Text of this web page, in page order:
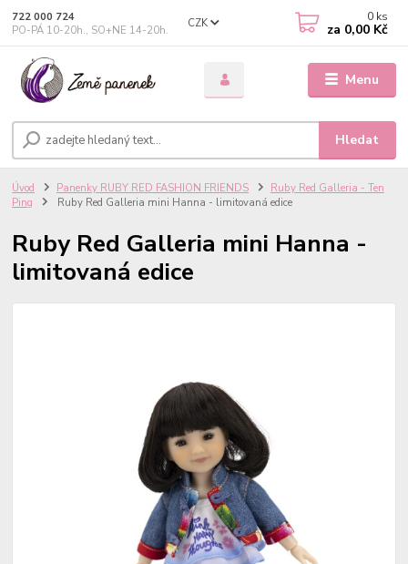
Menu
CZK
Hledat
722 000 724
PO-PÁ 10-20h., SO+NE 14-20h.
0 ks
za 0,00 Kč
Úvod Panenky RUBY RED FASHION FRIENDS
Ruby Red Galleria - Ten
Ping
Ruby Red Galleria mini Hanna - limitovaná edice
Ruby Red Galleria mini Hanna -
limitovaná edice